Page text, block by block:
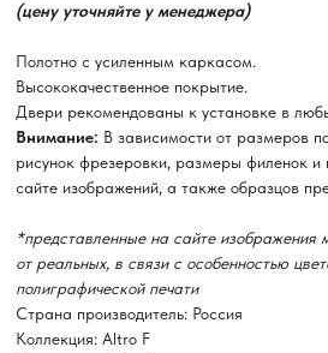
(цену уточняйте у менеджера)
Полотно с усиленным каркасом.
Высококачественное покрытие.
Двери рекомендованы к установке в
Внимание: В зависимости от размеров
рисунок фрезеровки, размеры филенок и
сайте изображений, а также образцов
*представленные на сайте изображения
от реальных, в связи с особенностью
полиграфической печати
Страна производитель: Россия
Коллекция: Altro F